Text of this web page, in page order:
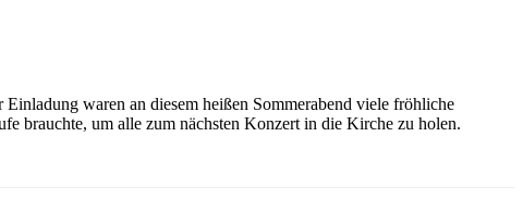
waren an diesem heißen Sommerabend viele fröhliche
brauchte, um alle zum nächsten Konzert in die Kirche zu holen.